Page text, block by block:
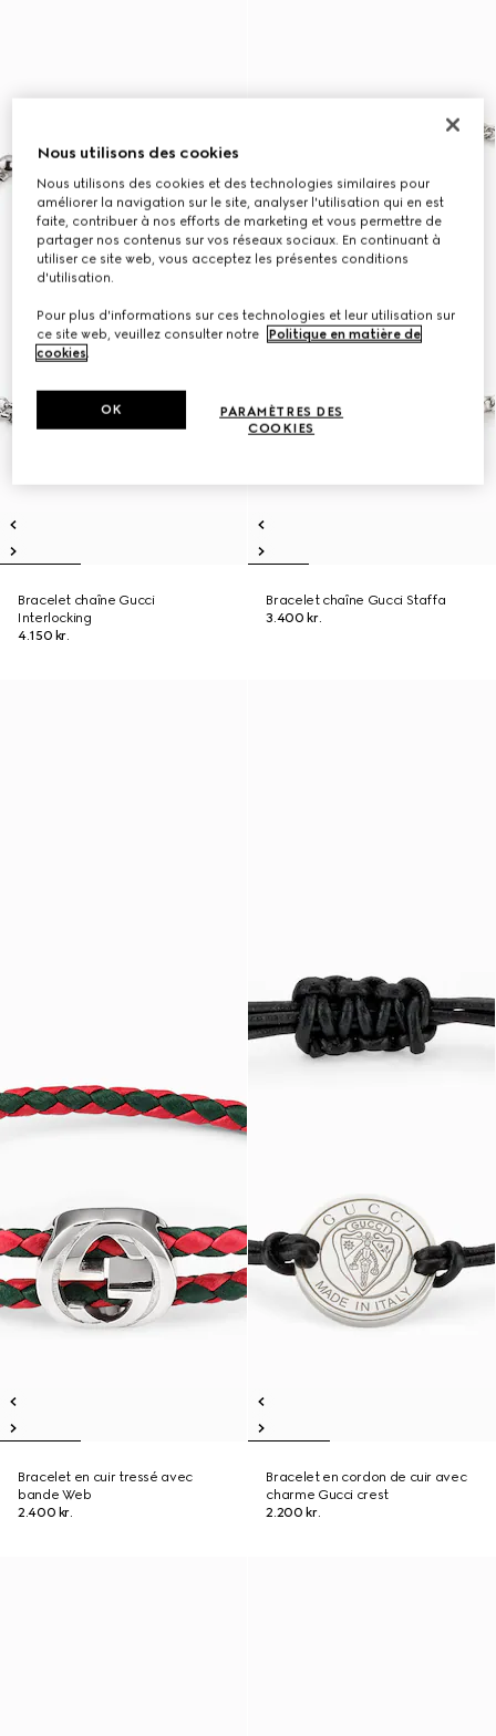
Bracelet chaîne Gucci
Interlocking
4.150 kr.
Bracelet chaîne Gucci Staffa
3.400 kr.
Bracelet en cuir tressé avec
bande Web
2.400 kr.
Bracelet en cordon de cuir avec
charme Gucci crest
2.200 kr.
Nous utilisons des cookies
Nous utilisons des cookies et des technologies similaires pour
améliorer la navigation sur le site, analyser l'utilisation qui en est
faite, contribuer à nos efforts de marketing et vous permettre de
partager nos contenus sur vos réseaux sociaux. En continuant à
utiliser ce site web, vous acceptez les présentes conditions
d'utilisation.
Pour plus d'informations sur ces technologies et leur utilisation sur
ce site web, veuillez consulter notre
Politique en matière de
cookies.
PARAMÈTRES DES
COOKIES
OK